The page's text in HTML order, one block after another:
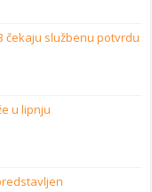
čekaju službenu potvrdu
u lipnju